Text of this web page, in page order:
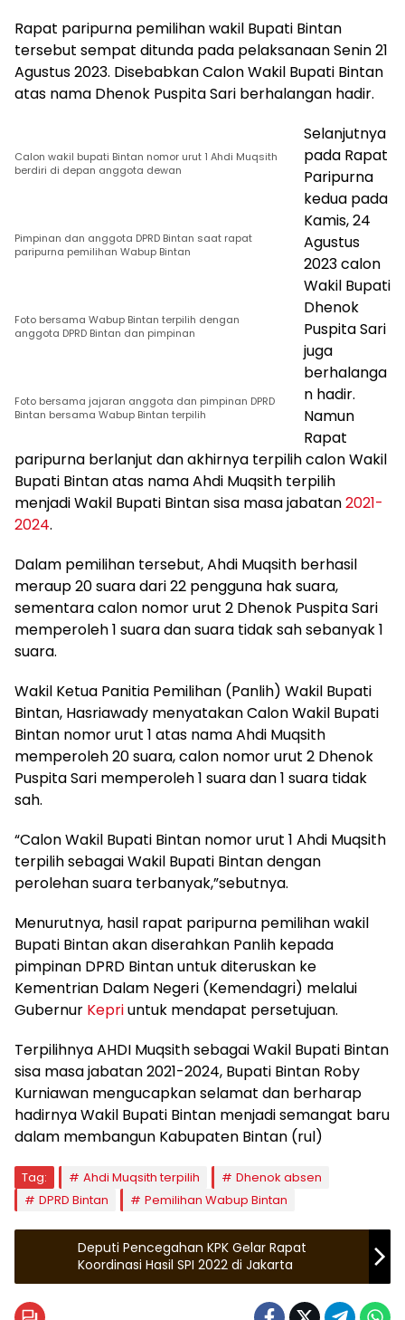
Rapat paripurna pemilihan wakil Bupati Bintan
tersebut sempat ditunda pada pelaksanaan Senin 21
Agustus 2023. Disebabkan Calon Wakil Bupati Bintan
atas nama Dhenok Puspita Sari berhalangan hadir.
Calon wakil bupati Bintan nomor urut 1 Ahdi Muqsith
berdiri di depan anggota dewan
Pimpinan dan anggota DPRD Bintan saat rapat
paripurna pemilihan Wabup Bintan
Foto bersama Wabup Bintan terpilih dengan
anggota DPRD Bintan dan pimpinan
Foto bersama jajaran anggota dan pimpinan DPRD
Bintan bersama Wabup Bintan terpilih
Selanjutnya
pada Rapat
Paripurna
kedua pada
Kamis, 24
Agustus
2023 calon
Wakil Bupati
Dhenok
Puspita Sari
juga
berhalanga
n hadir.
Namun
Rapat
paripurna berlanjut dan akhirnya terpilih calon Wakil
Bupati Bintan atas nama Ahdi Muqsith terpilih
menjadi Wakil Bupati Bintan sisa masa jabatan2021-
2024.
Dalam pemilihan tersebut, Ahdi Muqsith berhasil
meraup 20 suara dari 22 pengguna hak suara,
sementara calon nomor urut 2 Dhenok Puspita Sari
memperoleh 1 suara dan suara tidak sah sebanyak 1
suara.
Wakil Ketua Panitia Pemilihan (Panlih) Wakil Bupati
Bintan, Hasriawady menyatakan Calon Wakil Bupati
Bintan nomor urut 1 atas nama Ahdi Muqsith
memperoleh 20 suara, calon nomor urut 2 Dhenok
Puspita Sari memperoleh 1 suara dan 1 suara tidak
sah.
“Calon Wakil Bupati Bintan nomor urut 1 Ahdi Muqsith
terpilih sebagai Wakil Bupati Bintan dengan
perolehan suara terbanyak,”sebutnya.
Menurutnya, hasil rapat paripurna pemilihan wakil
Bupati Bintan akan diserahkan Panlih kepada
pimpinan DPRD Bintan untuk diteruskan ke
Kementrian Dalam Negeri (Kemendagri) melalui
Gubernur Kepriuntuk mendapat persetujuan.
Terpilihnya AHDI Muqsith sebagai Wakil Bupati Bintan
sisa masa jabatan 2021-2024, Bupati Bintan Roby
Kurniawan mengucapkan selamat dan berharap
hadirnya Wakil Bupati Bintan menjadi semangat baru
dalam membangun Kabupaten Bintan (rul)
Tag: Ahdi Muqsith terpilih
Dhenok absen
DPRD Bintan
Pemilihan Wabup Bintan
Deputi Pencegahan KPK Gelar Rapat
Koordinasi Hasil SPI 2022 di Jakarta